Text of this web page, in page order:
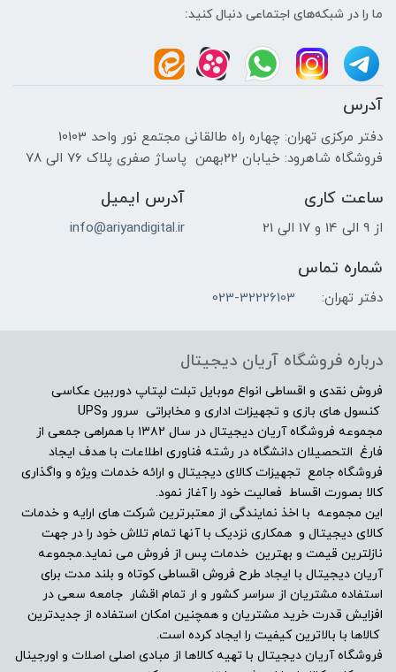
اندازه صفحه نمایش
15.6 اینچ
دقت صفحه نمایش
صفحه نمایش مات
صفحه نمایش لمسی
خیر
درایو نوری
بدون درایو نوری
توضیحات درایو نوری
-
وبکم
ما را در شبکه‌های اجتماعی دنبال کنید:
آدرس
دفتر مرکزی تهران: چهاره راه طالقانی مجتمع نور واحد 10103
فروشگاه شاهرود: خیابان 22بهمن پاساژ صفری پلاک 76 الی 78
ساعت کاری
از 9 الی 14 و 17 الی 21
آدرس ایمیل
info@ariyandigital.ir
شماره تماس
دفتر تهران: 023-32226103
درباره فروشگاه آریان دیجیتال
فروش نقدی و اقساطی انواع موبایل تبلت لپتاپ دوربین عکاسی
کنسول های بازی و تجهیزات اداری و مخابراتی سرور وUPS
مجموعه فروشگاه آریان دیجیتال در سال ۱۳۸۲ با همراهی جمعی از
فارغ التحصیلان دانشگاه در رشته فناوری اطلاعات با هدف ایجاد
فروشگاه جامع تجهیزات کالای دیجیتال و ارائه خدمات ویژه و واگذاری
کالا بصورت اقساط فعالیت خود را آغاز نمود.
این مجموعه با اخذ نمایندگی از معتبرترین شرکت های ارایه و خدمات
کالای دیجیتال و همکاری نزدیک با آنها تمام تلاش خود را در جهت
نازلترین قیمت و بهترین خدمات پس از فروش می نماید.مجموعه
آریان دیجیتال با ایجاد طرح فروش اقساطی کوتاه و بلند مدت برای
استفاده مشتریان از سراسر کشور و ار تمام اقشار جامعه سعی در
افزایش قدرت خرید مشتریان و همچنین امکان استفاده از جدیدترین
کالاها با بالاترین کیفیت را ایجاد کرده است.
فروشگاه آریان دیجیتال با تهیه کالاها از مبادی اصلی اصلات و اورجینال